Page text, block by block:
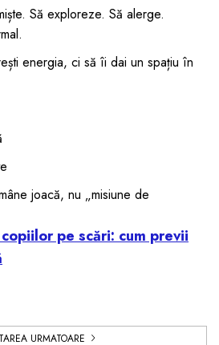
Să exploreze. Să alerge.
energia, ci să îi dai un spațiu în
joacă, nu „misiune de
pe scări: cum previi
URMATOARE